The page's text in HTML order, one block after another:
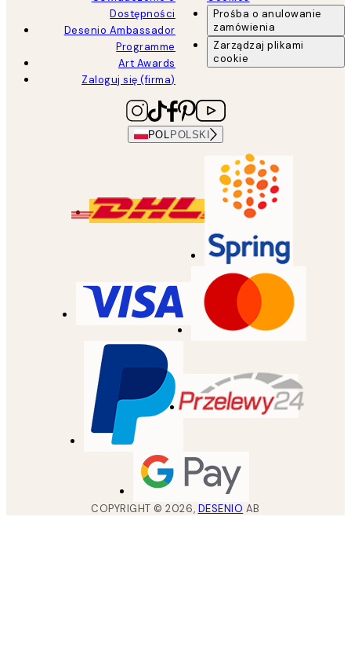
Dostępności
Desenio Ambassador
Programme
Art Awards
Zaloguj się (firma)
Prośba o anulowanie
zamówienia
Zarządzaj plikami
cookie
POL POLSKI
COPYRIGHT ©2026, DESENIO AB